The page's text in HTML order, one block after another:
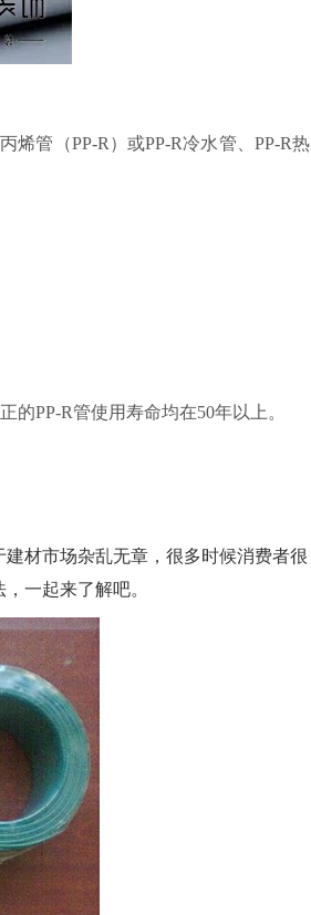
烯管（PP-R）或PP-R冷水管、PP-R热
PP-R管使用寿命均在50年以上。
材市场杂乱无章，很多时候消费者很
一起来了解吧。